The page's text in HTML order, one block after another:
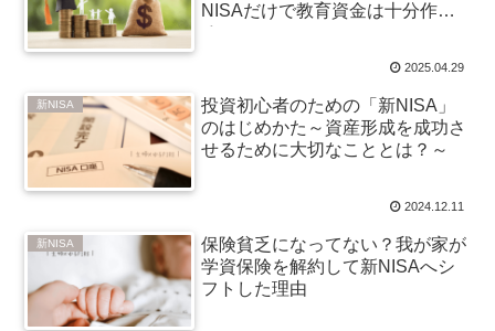
NISAだけで教育資金は十分作れ
る～
2025.04.29
新NISA
投資初心者のための「新NISA」
のはじめかた～資産形成を成功さ
せるために大切なこととは？～
2024.12.11
新NISA
保険貧乏になってない？我が家が
学資保険を解約して新NISAへシ
フトした理由